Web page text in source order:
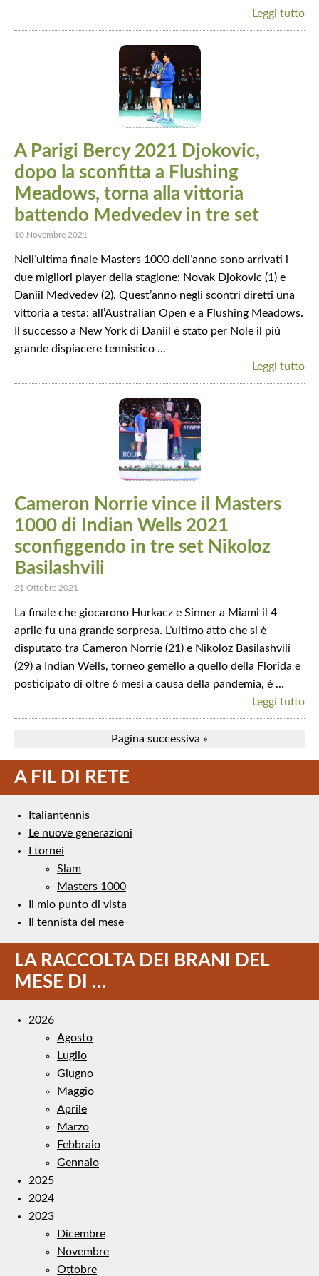
Leggi tutto
A Parigi Bercy 2021 Djokovic,
dopo la sconfitta a Flushing
Meadows, torna alla vittoria
battendo Medvedev in tre set
10 Novembre 2021
Nell’ultima finale Masters 1000 dell’anno sono arrivati i
due migliori player della stagione: Novak Djokovic (1) e
Daniil Medvedev (2). Quest’anno negli scontri diretti una
vittoria a testa: all’Australian Open e a Flushing Meadows.
Il successo a New York di Daniil è stato per Nole il più
grande dispiacere tennistico ...
Leggi tutto
Cameron Norrie vince il Masters
1000 di Indian Wells 2021
sconfiggendo in tre set Nikoloz
Basilashvili
21 Ottobre 2021
La finale che giocarono Hurkacz e Sinner a Miami il 4
aprile fu una grande sorpresa. L’ultimo atto che si è
disputato tra Cameron Norrie (21) e Nikoloz Basilashvili
(29) a Indian Wells, torneo gemello a quello della Florida e
posticipato di oltre 6 mesi a causa della pandemia, è ...
Leggi tutto
Pagina successiva »
A FIL DI RETE
Italiantennis
Le nuove generazioni
I tornei
Slam
Masters 1000
Il mio punto di vista
Il tennista del mese
LA RACCOLTA DEI BRANI DEL
MESE DI …
2026
Agosto
Luglio
Giugno
Maggio
Aprile
Marzo
Febbraio
Gennaio
2025
2024
2023
Dicembre
Novembre
Ottobre